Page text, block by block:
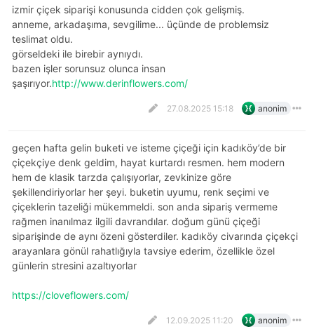
izmir çiçek siparişi konusunda cidden çok gelişmiş.
anneme, arkadaşıma, sevgilime... üçünde de problemsiz
teslimat oldu.
görseldeki ile birebir aynıydı.
bazen işler sorunsuz olunca insan
şaşırıyor.http://www.derinflowers.com/
27.08.2025 15:18 anonim
geçen hafta gelin buketi ve isteme çiçeği için kadıköy’de bir
çiçekçiye denk geldim, hayat kurtardı resmen. hem modern
hem de klasik tarzda çalışıyorlar, zevkinize göre
şekillendiriyorlar her şeyi. buketin uyumu, renk seçimi ve
çiçeklerin tazeliği mükemmeldi. son anda sipariş vermeme
rağmen inanılmaz ilgili davrandılar. doğum günü çiçeği
siparişinde de aynı özeni gösterdiler. kadıköy civarında çiçekçi
arayanlara gönül rahatlığıyla tavsiye ederim, özellikle özel
günlerin stresini azaltıyorlar
https://cloveflowers.com/
12.09.2025 11:20 anonim